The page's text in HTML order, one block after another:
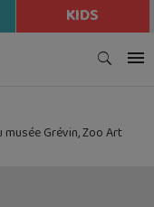
KIDS
musée Grévin, Zoo Art